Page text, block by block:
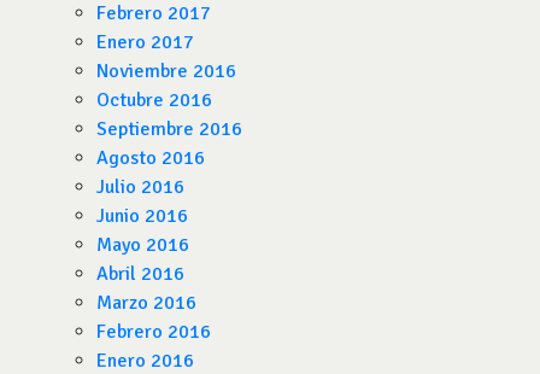
Febrero 2017
Enero 2017
Noviembre 2016
Octubre 2016
Septiembre 2016
Agosto 2016
Julio 2016
Junio 2016
Mayo 2016
Abril 2016
Marzo 2016
Febrero 2016
Enero 2016